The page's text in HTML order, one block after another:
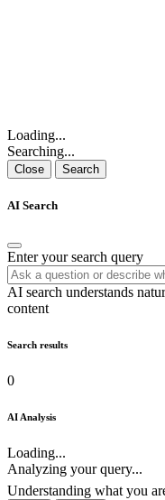
Loading...
Searching...
Close Search
AI Search
Enter your search query
AI search understands
content
Search results
0
AI Analysis
Loading...
Analyzing your query...
Understanding what you